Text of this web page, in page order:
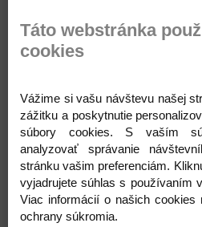
háčikom č. 4,5.
Zloženie: akryl 100%
Hmotnosť: 100 g
Varianty
9 (5211) horčicová 10 (5212) zelená
Táto webstránka
cookies
Vážime si vašu návštevu našej
zážitku a poskytnutie
súbory cookies. S vaším
analyzovať správanie
stránku vašim preferenciám.
vyjadrujete súhlas s používaním
Viac informácií o našich cookies
ochrany súkromia.